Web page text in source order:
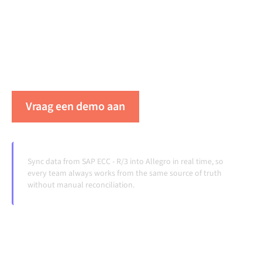
Vraag een demo aan
Sync data from SAP ECC - R/3 into Allegro in real time, so
every team always works from the same source of truth
without manual reconciliation.